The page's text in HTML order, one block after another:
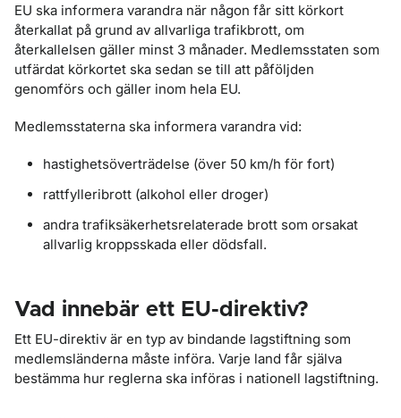
EU ska informera varandra när någon får sitt körkort
återkallat på grund av allvarliga trafikbrott, om
återkallelsen gäller minst 3 månader. Medlemsstaten som
utfärdat körkortet ska sedan se till att påföljden
genomförs och gäller inom hela EU.
Medlemsstaterna ska informera varandra vid:
hastighetsöverträdelse (över 50 km/h för fort)
rattfylleribrott (alkohol eller droger)
andra trafiksäkerhetsrelaterade brott som orsakat
allvarlig kroppsskada eller dödsfall.
Vad innebär ett EU-direktiv?
Ett EU-direktiv är en typ av bindande lagstiftning som
medlemsländerna måste införa. Varje land får själva
bestämma hur reglerna ska införas i nationell lagstiftning.